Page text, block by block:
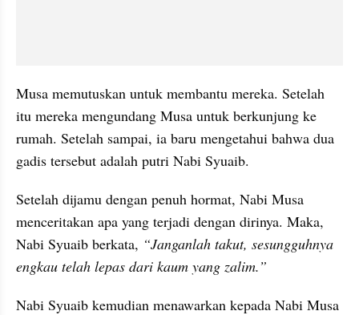
Musa memutuskan untuk membantu mereka. Setelah
itu mereka mengundang Musa untuk berkunjung ke
rumah. Setelah sampai, ia baru mengetahui bahwa dua
gadis tersebut adalah putri Nabi Syuaib.
Setelah dijamu dengan penuh hormat, Nabi Musa
menceritakan apa yang terjadi dengan dirinya. Maka,
Nabi Syuaib berkata, “Janganlah takut, sesungguhnya
engkau telah lepas dari kaum yang zalim.”
Nabi Syuaib kemudian menawarkan kepada Nabi Musa